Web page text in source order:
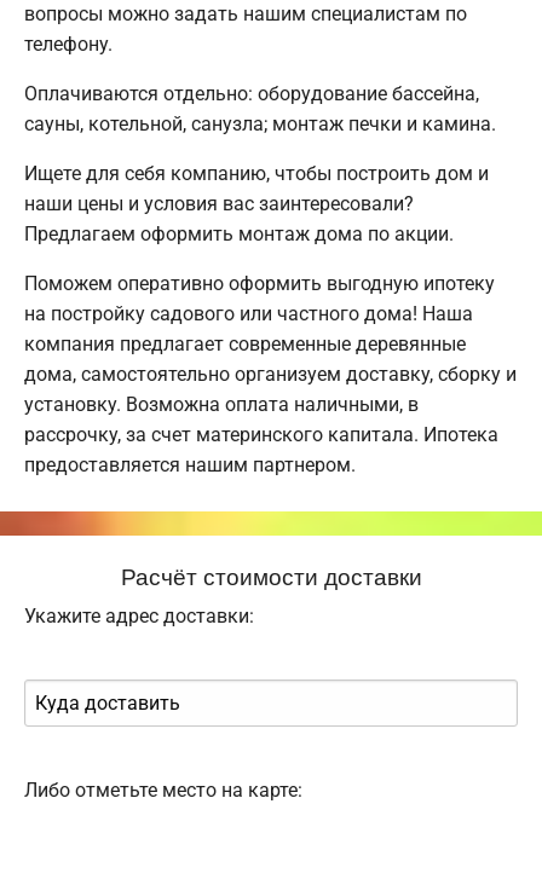
вопросы можно задать нашим специалистам по
телефону.
Оплачиваются отдельно: оборудование бассейна,
сауны, котельной, санузла; монтаж печки и камина.
Ищете для себя компанию, чтобы построить дом и
наши цены и условия вас заинтересовали?
Предлагаем оформить монтаж дома по акции.
Поможем оперативно оформить выгодную ипотеку
на постройку садового или частного дома! Наша
компания предлагает современные деревянные
дома, самостоятельно организуем доставку, сборку и
установку. Возможна оплата наличными, в
рассрочку, за счет материнского капитала. Ипотека
предоставляется нашим партнером.
Расчёт стоимости доставки
Укажите адрес доставки:
Либо отметьте место на карте: